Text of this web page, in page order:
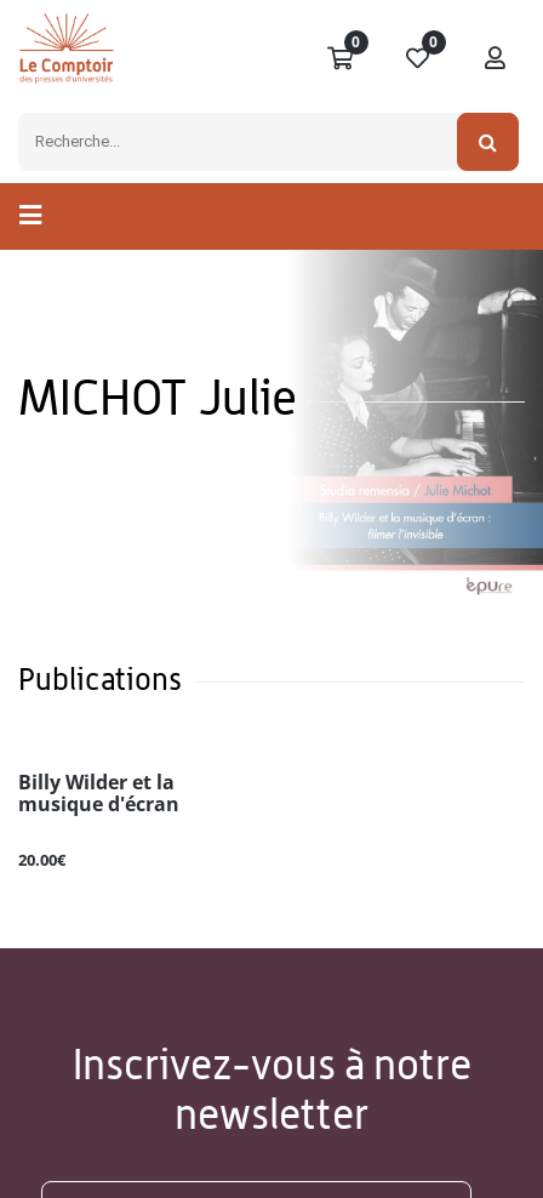
0 0
MICHOT Julie
Publications
Billy Wilder et la
musique d'écran
20.00€
Inscrivez-vous à notre
newsletter